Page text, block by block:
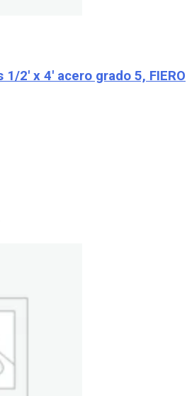
2′ x 4′ acero grado 5, FIERO